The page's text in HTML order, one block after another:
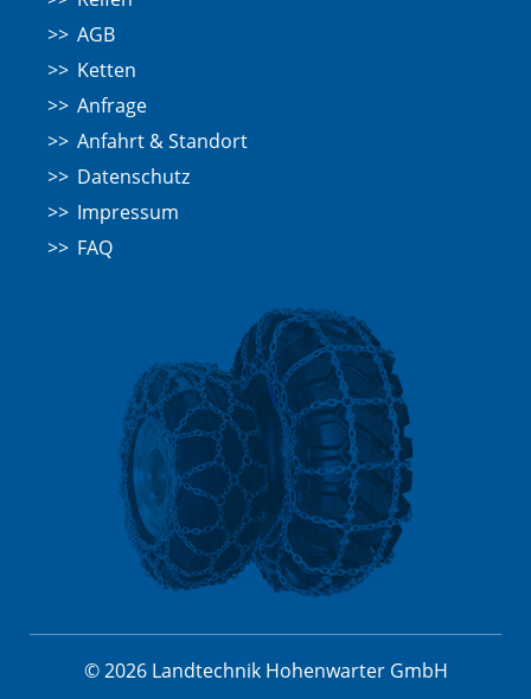
AGB
Ketten
Anfrage
Anfahrt & Standort
Datenschutz
Impressum
FAQ
© 2026 Landtechnik Hohenwarter GmbH